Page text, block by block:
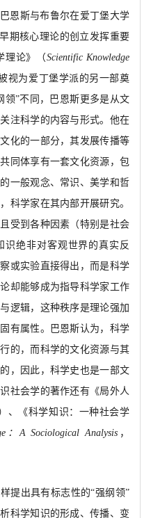
恩斯与布鲁尔在爱丁堡大学
期核心理论的创立发挥重要
理论》（Scientific Knowledge
视为爱丁堡学派的另一部奠
领”不同，巴恩斯更多是从文
注科学的内容与形式。他在
化的一部分，其发展传播等
同体享有一套文化资源，包
一般观念、常识、美学和哲
科学家在其内部开展研究。
受到各种因素（特别是社会
识绝非对客观世界的真实反
或实验直接得出，而是科学
却能够成为指导科学家工作
逻辑，这种秩序是理论强加
有属性。巴恩斯认为，科学
的，而科学的文化资源与其
，因此，科学史也是一部文
社会学的著作还有《局外人
、《科学知识：一种社会学
：A Sociological Analysis，
提出具有标志性的“强纲领”
科学知识的形成、传播、变